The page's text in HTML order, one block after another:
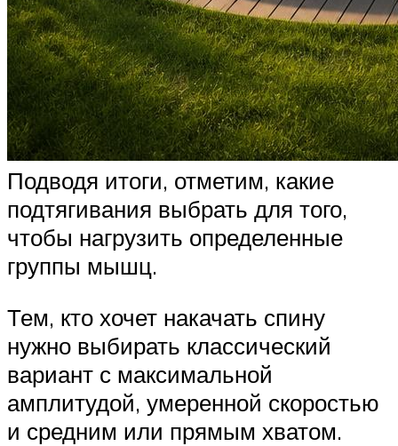
Подводя итоги, отметим, какие
подтягивания выбрать для того,
чтобы нагрузить определенные
группы мышц.
Тем, кто хочет накачать спину
нужно выбирать классический
вариант с максимальной
амплитудой, умеренной скоростью
и средним или прямым хватом.